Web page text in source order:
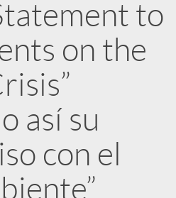
to
on the
así su
con el